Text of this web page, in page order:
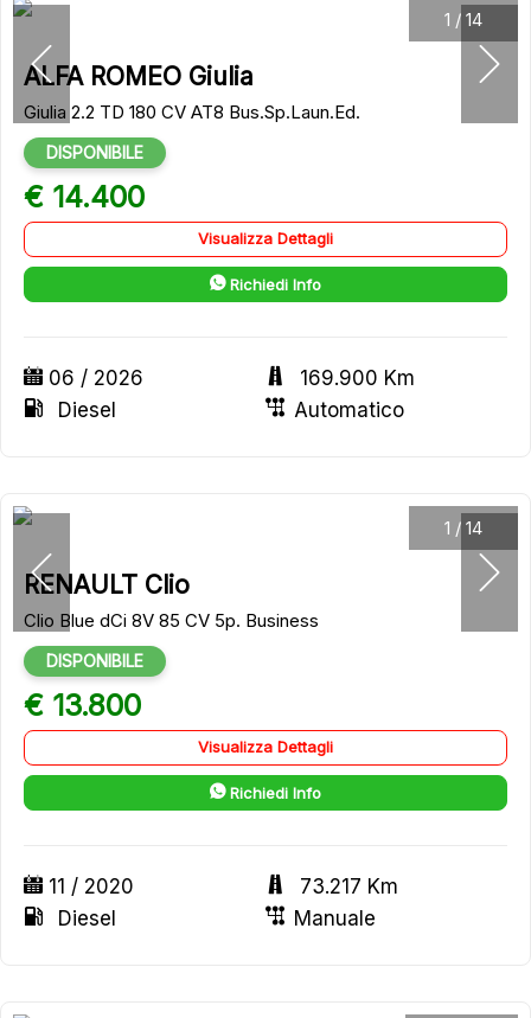
1 / 14
ALFA ROMEO Giulia
Giulia 2.2 TD 180 CV AT8 Bus.Sp.Laun.Ed.
DISPONIBILE
€ 14.400
Visualizza Dettagli
Richiedi Info
06 / 2026
169.900 Km
Diesel
Automatico
1 / 14
RENAULT Clio
Clio Blue dCi 8V 85 CV 5p. Business
DISPONIBILE
€ 13.800
Visualizza Dettagli
Richiedi Info
11 / 2020
73.217 Km
Diesel
Manuale